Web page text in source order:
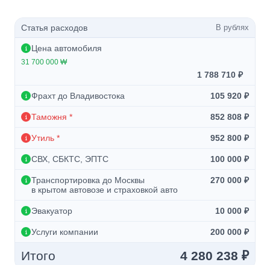
Статья расходов В рублях
Цена автомобиля
31 700 000 ₩
1 788 710 ₽
Фрахт до Владивостока 105 920 ₽
Таможня * 852 808 ₽
Утиль * 952 800 ₽
СВХ, СБКТС, ЭПТС 100 000 ₽
Транспортировка до Москвы
в крытом автовозе и страховкой авто
270 000 ₽
Эвакуатор 10 000 ₽
Услуги компании 200 000 ₽
Итого 4 280 238 ₽